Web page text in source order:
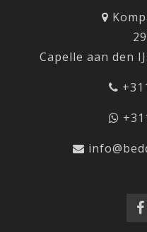
Capelle aan den